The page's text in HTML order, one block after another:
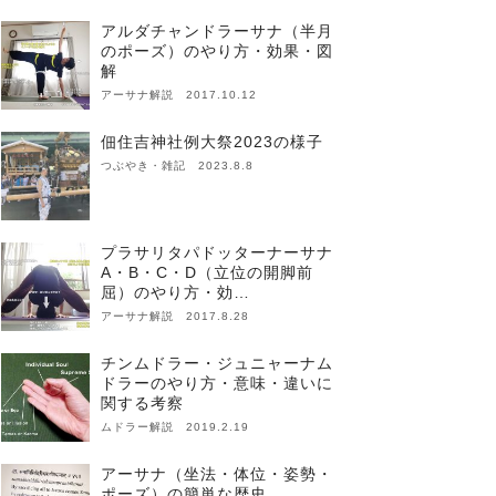
アルダチャンドラーサナ（半月
のポーズ）のやり方・効果・図
解
アーサナ解説 2017.10.12
佃住吉神社例大祭2023の様子
つぶやき・雑記 2023.8.8
プラサリタパドッターナーサナ
A・B・C・D（立位の開脚前
屈）のやり方・効…
アーサナ解説 2017.8.28
チンムドラー・ジュニャーナム
ドラーのやり方・意味・違いに
関する考察
ムドラー解説 2019.2.19
アーサナ（坐法・体位・姿勢・